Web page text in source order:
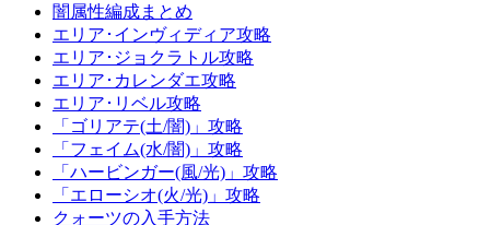
闇属性編成まとめ
エリア･インヴィディア攻略
エリア･ジョクラトル攻略
エリア･カレンダエ攻略
エリア･リベル攻略
「ゴリアテ(土/闇)」攻略
「フェイム(水/闇)」攻略
「ハービンガー(風/光)」攻略
「エローシオ(火/光)」攻略
クォーツの入手方法